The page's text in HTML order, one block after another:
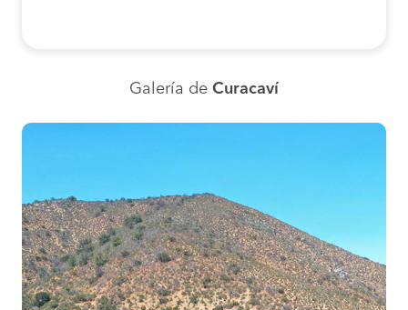
Galería de Curacaví